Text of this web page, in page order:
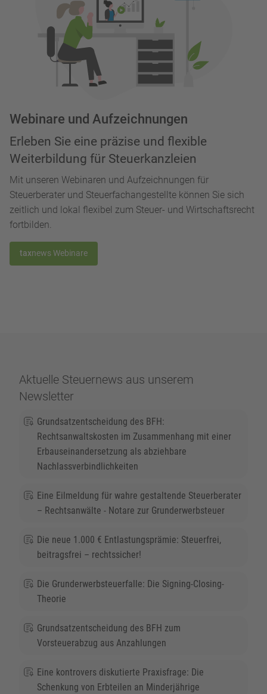
Webinare und Aufzeichnungen
Erleben Sie eine präzise und flexible
Weiterbildung für Steuerkanzleien
Mit unseren Webinaren und Aufzeichnungen für
Steuerberater und Steuerfachangestellte können Sie sich
zeitlich und lokal flexibel zum Steuer- und Wirtschaftsrecht
fortbilden.
taxnews Webinare
Aktuelle Steuernews aus unserem
Newsletter
Grundsatzentscheidung des BFH:
Rechtsanwaltskosten im Zusammenhang mit einer
Erbauseinandersetzung als abziehbare
Nachlassverbindlichkeiten
Eine Eilmeldung für wahre gestaltende Steuerberater
– Rechtsanwälte - Notare zur Grunderwerbsteuer
Die neue 1.000 € Entlastungsprämie: Steuerfrei,
beitragsfrei – rechtssicher!
Die Grunderwerbsteuerfalle: Die Signing-Closing-
Theorie
Grundsatzentscheidung des BFH zum
Vorsteuerabzug aus Anzahlungen
Eine kontrovers diskutierte Praxisfrage: Die
Schenkung von Erbteilen an Minderjährige